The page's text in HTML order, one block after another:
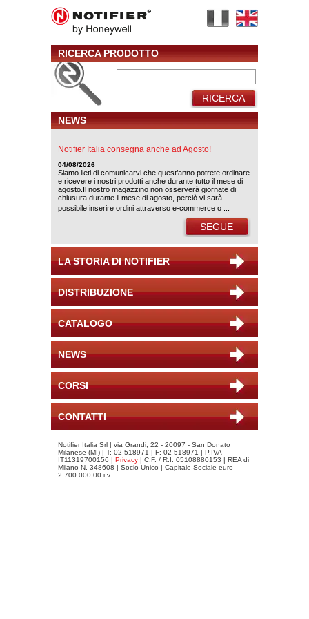
RICERCA PRODOTTO
RICERCA
NEWS
Notifier Italia consegna anche ad Agosto!
04/08/2026
Siamo lieti di comunicarvi che quest’anno potrete ordinare
e ricevere i nostri prodotti anche durante tutto il mese di
agosto.Il nostro magazzino non osserverà giornate di
chiusura durante il mese di agosto, perciò vi sarà
possibile inserire ordini attraverso e-commerce o ...
SEGUE
LA STORIA DI NOTIFIER
DISTRIBUZIONE
CATALOGO
NEWS
CORSI
CONTATTI
Notifier Italia Srl | via Grandi, 22 - 20097 - San Donato
Milanese (MI) | T: 02-518971 | F: 02-518971 | P.IVA
IT11319700156 | Privacy | C.F. / R.I. 05108880153 | REA di
Milano N. 348608 | Socio Unico | Capitale Sociale euro
2.700.000,00 i.v.